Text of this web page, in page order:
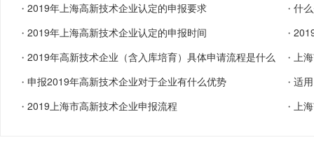
・ 2019年上海高新技术企业认定的申报要求 ・ 什
・ 2019年上海高新技术企业认定的申报时间 ・
・ 2019年高新技术企业（含入库培育）具体申请流程是什么 ・ 上
・ 申报2019年高新技术企业对于企业有什么优势 ・ 适
・ 2019上海市高新技术企业申报流程 ・ 上